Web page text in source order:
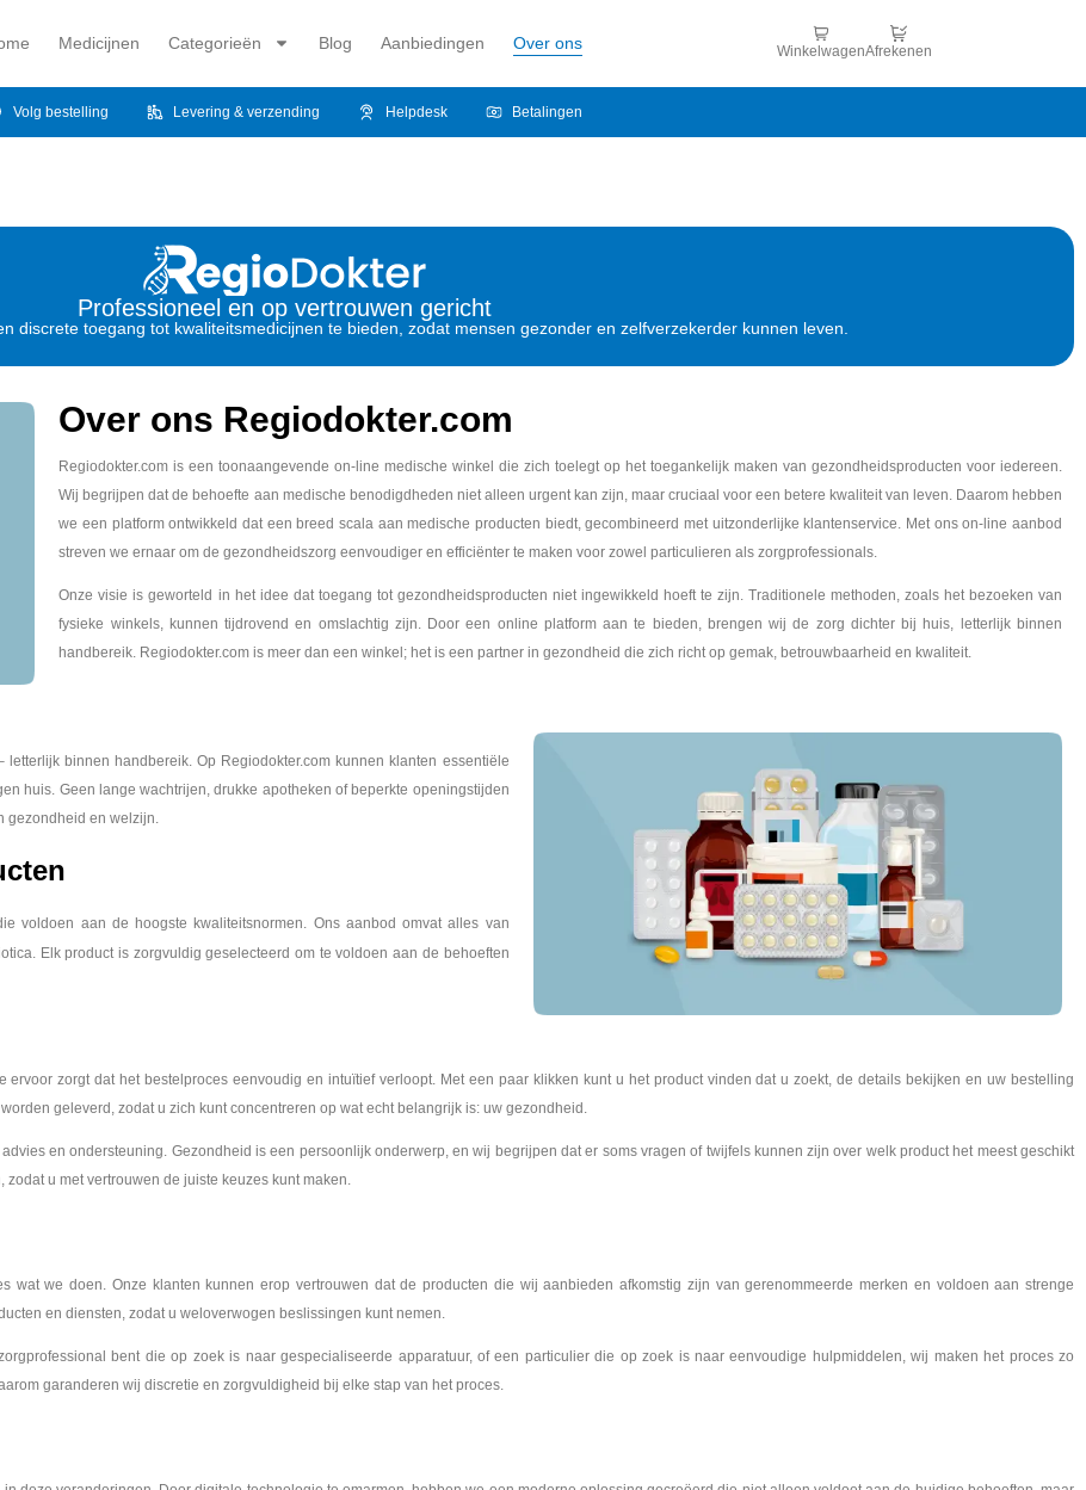
Medicijnen Categorieën Blog Aanbiedingen Over ons WinkelwagenAfrekenen
Volg bestelling Levering & verzending Helpdesk Betalingen
Professioneel en op vertrouwen gericht
discrete toegang tot kwaliteitsmedicijnen te bieden, zodat mensen gezonder en zelfverzekerder kunnen leven.
Over ons Regiodokter.com
Regiodokter.com is een toonaangevende on-line medische winkel die zich toelegt op het toegankelijk maken van gezondheidsproducten voor iedereen.
Wij begrijpen dat de behoefte aan medische benodigdheden niet alleen urgent kan zijn, maar cruciaal voor een betere kwaliteit van leven. Daarom hebben
we een platform ontwikkeld dat een breed scala aan medische producten biedt, gecombineerd met uitzonderlijke klantenservice. Met ons on-line aanbod
streven we ernaar om de gezondheidszorg eenvoudiger en efficiënter te maken voor zowel particulieren als zorgprofessionals.
Onze visie is geworteld in het idee dat toegang tot gezondheidsproducten niet ingewikkeld hoeft te zijn. Traditionele methoden, zoals het bezoeken van
fysieke winkels, kunnen tijdrovend en omslachtig zijn. Door een online platform aan te bieden, brengen wij de zorg dichter bij huis, letterlijk binnen
handbereik. Regiodokter.com is meer dan een winkel; het is een partner in gezondheid die zich richt op gemak, betrouwbaarheid en kwaliteit.
binnen handbereik. Op Regiodokter.com kunnen klanten essentiële
huis. Geen lange wachtrijen, drukke apotheken of beperkte openingstijden
gezondheid en welzijn.
voldoen aan de hoogste kwaliteitsnormen. Ons aanbod omvat alles van
Elk product is zorgvuldig geselecteerd om te voldoen aan de behoeften
zorgt dat het bestelproces eenvoudig en intuïtief verloopt. Met een paar klikken kunt u het product vinden dat u zoekt, de details bekijken en uw bestelling
geleverd, zodat u zich kunt concentreren op wat echt belangrijk is: uw gezondheid.
en ondersteuning. Gezondheid is een persoonlijk onderwerp, en wij begrijpen dat er soms vragen of twijfels kunnen zijn over welk product het meest geschikt
u met vertrouwen de juiste keuzes kunt maken.
wat we doen. Onze klanten kunnen erop vertrouwen dat de producten die wij aanbieden afkomstig zijn van gerenommeerde merken en voldoen aan strenge
en diensten, zodat u weloverwogen beslissingen kunt nemen.
bent die op zoek is naar gespecialiseerde apparatuur, of een particulier die op zoek is naar eenvoudige hulpmiddelen, wij maken het proces zo
garanderen wij discretie en zorgvuldigheid bij elke stap van het proces.